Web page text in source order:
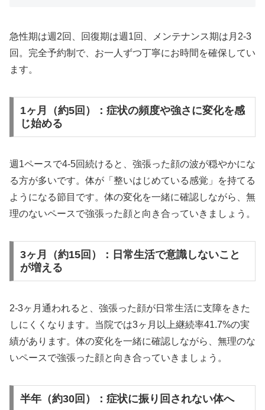
急性期は週2回、回復期は週1回、メンテナンス期は月2-3
回。完全予約制で、お一人ずつ丁寧にお時間を確保してい
ます。
1ヶ月（約5回）：症状の頻度や強さに変化を感
じ始める
週1ペースで4-5回続けると、強張った顔の波が穏やかにな
る方が多いです。体が「整いはじめている感覚」を持てる
ようになる節目です。体の変化を一緒に確認しながら、無
理のないペースで強張った顔と向き合っていきましょう。
3ヶ月（約15回）：日常生活で意識しないこと
が増える
2-3ヶ月通われると、強張った顔が日常生活に支障をきた
しにくくなります。当院では3ヶ月以上継続率41.7%の実
績があります。体の変化を一緒に確認しながら、無理のな
いペースで強張った顔と向き合っていきましょう。
半年（約30回）：症状に振り回されない体へ